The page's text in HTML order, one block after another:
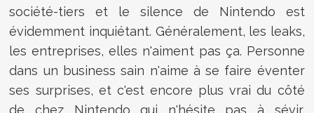
société-tiers et le silence de Nintendo est
évidemment inquiétant. Généralement, les leaks,
les entreprises, elles n'aiment pas ça. Personne
dans un business sain n'aime à se faire éventer
ses surprises, et c'est encore plus vrai du côté
de chez Nintendo qui n'hésite pas à sévir,